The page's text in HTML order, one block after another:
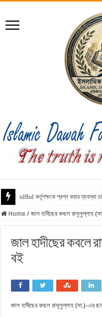
idfbd কর্তৃপক্ষকে প্রশ্ন করার ব্যবস্থা
Home / জাল হাদীছের কবলে রাসূলুল্লাহ
জাল হাদীছের কবলে
বই
জাল হাদীছের কবলে রাসূলুল্লাহ (সা.)-এর